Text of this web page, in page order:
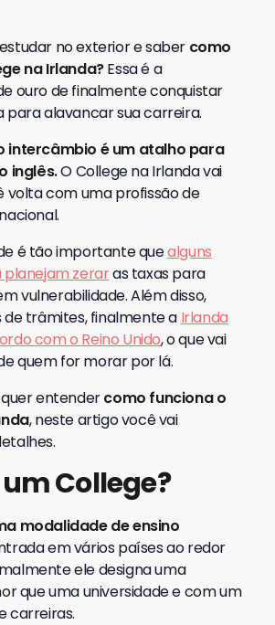
no exterior e saber como
na Irlanda?Essa é a
ouro de finalmente conquistar
para alavancar sua carreira.
intercâmbio é um atalho para
inglês.O College na Irlanda vai
volta com uma profissão de
é tão importante quealguns
zeraras taxas para
vulnerabilidade. Além disso,
de trâmites, finalmente a Irlanda
com o Reino Unido, o que vai
quem for morar por lá.
entendercomo funciona o
, neste artigo você vai
um College?
modalidade de ensino
em vários países ao redor
ele designa uma
que uma universidade e com um
carreiras.